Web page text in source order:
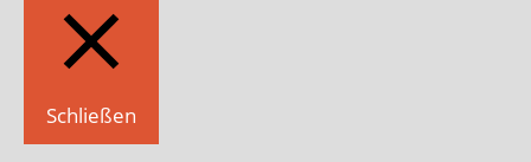
Schließen